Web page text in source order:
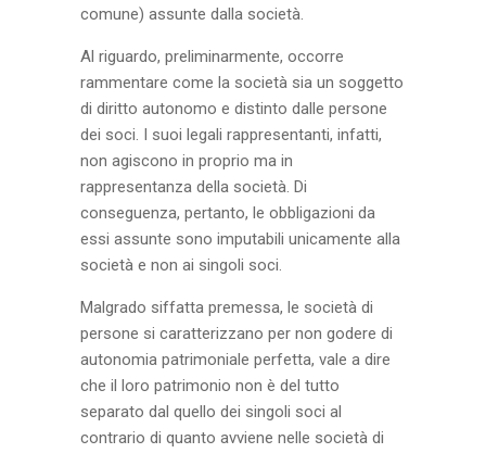
comune) assunte dalla società.
Al riguardo, preliminarmente, occorre
rammentare come la società sia un soggetto
di diritto autonomo e distinto dalle persone
dei soci. I suoi legali rappresentanti, infatti,
non agiscono in proprio ma in
rappresentanza della società. Di
conseguenza, pertanto, le obbligazioni da
essi assunte sono imputabili unicamente alla
società e non ai singoli soci.
Malgrado siffatta premessa, le società di
persone si caratterizzano per non godere di
autonomia patrimoniale perfetta, vale a dire
che il loro patrimonio non è del tutto
separato dal quello dei singoli soci al
contrario di quanto avviene nelle società di